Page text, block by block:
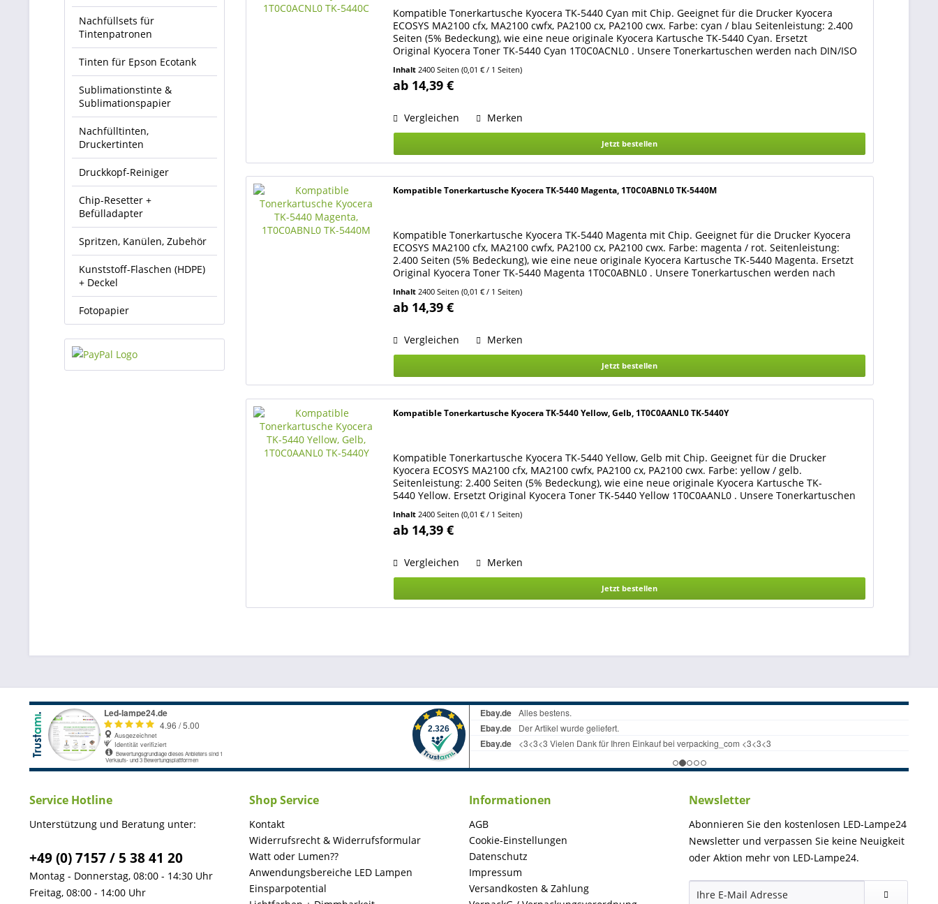
Nachfüllsets für
Tintenpatronen
Tinten für Epson Ecotank
Sublimationstinte &
Sublimationspapier
Nachfülltinten,
Druckertinten
Druckkopf-Reiniger
Chip-Resetter +
Befülladapter
Spritzen, Kanülen, Zubehör
Kunststoff-Flaschen (HDPE)
+ Deckel
Fotopapier
Kompatible Tonerkartusche Kyocera TK-5440 Cyan mit Chip. Geeignet für die Drucker Kyocera
ECOSYS MA2100 cfx, MA2100 cwfx, PA2100 cx, PA2100 cwx. Farbe: cyan / blau Seitenleistung: 2.400
Seiten (5% Bedeckung), wie eine neue originale Kyocera Kartusche TK-5440 Cyan. Ersetzt
Original Kyocera Toner TK-5440 Cyan 1T0C0ACNL0 . Unsere Tonerkartuschen werden nach DIN/ISO
Inhalt2400 Seiten(0,01 € / 1 Seiten)
ab 14,39 €
Vergleichen Merken
Jetzt bestellen
Kompatible Tonerkartusche Kyocera TK-5440 Magenta, 1T0C0ABNL0 TK-5440M
Kompatible Tonerkartusche Kyocera TK-5440 Magenta mit Chip. Geeignet für die Drucker Kyocera
ECOSYS MA2100 cfx, MA2100 cwfx, PA2100 cx, PA2100 cwx. Farbe: magenta / rot. Seitenleistung:
2.400 Seiten (5% Bedeckung), wie eine neue originale Kyocera Kartusche TK-5440 Magenta. Ersetzt
Original Kyocera Toner TK-5440 Magenta 1T0C0ABNL0 . Unsere Tonerkartuschen werden nach
Inhalt2400 Seiten(0,01 € / 1 Seiten)
ab 14,39 €
Vergleichen Merken
Jetzt bestellen
Kompatible Tonerkartusche Kyocera TK-5440 Yellow, Gelb, 1T0C0AANL0 TK-5440Y
Kompatible Tonerkartusche Kyocera TK-5440 Yellow, Gelb mit Chip. Geeignet für die Drucker
Kyocera ECOSYS MA2100 cfx, MA2100 cwfx, PA2100 cx, PA2100 cwx. Farbe: yellow / gelb.
Seitenleistung: 2.400 Seiten (5% Bedeckung), wie eine neue originale Kyocera Kartusche TK-
5440 Yellow. Ersetzt Original Kyocera Toner TK-5440 Yellow 1T0C0AANL0 . Unsere Tonerkartuschen
Inhalt 2400 Seiten(0,01 € / 1 Seiten)
ab 14,39 €
Vergleichen Merken
Jetzt bestellen
Service Hotline
Unterstützung und Beratung unter:
+49 (0) 7157 / 5 38 41 20
Montag - Donnerstag, 08:00 - 14:30 Uhr
Freitag, 08:00 - 14:00 Uhr
Shop Service
Kontakt
Widerrufsrecht & Widerrufsformular
Watt oder Lumen??
Anwendungsbereiche LED Lampen
Einsparpotential
Informationen
AGB
Cookie-Einstellungen
Datenschutz
Impressum
Versandkosten & Zahlung
Newsletter
Abonnieren Sie den kostenlosen LED-Lampe24
Newsletter und verpassen Sie keine Neuigkeit
oder Aktion mehr von LED-Lampe24.